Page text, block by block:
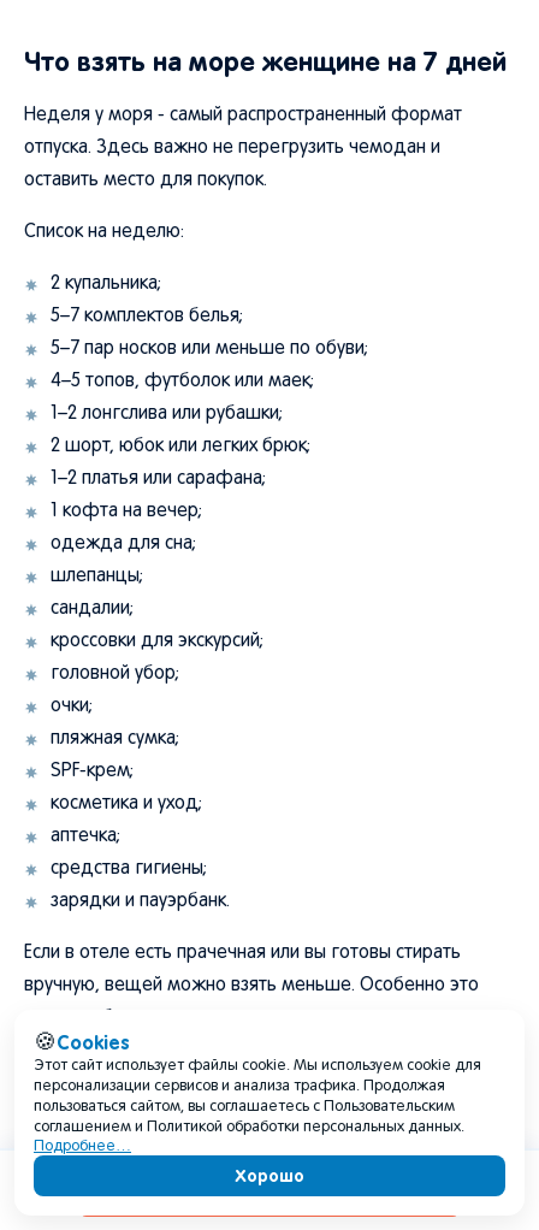
Что взять на море женщине на 7 дней
Неделя у моря - самый распространенный формат
отпуска. Здесь важно не перегрузить чемодан и
оставить место для покупок.
Список на неделю:
2 купальника;
5–7 комплектов белья;
5–7 пар носков или меньше по обуви;
4–5 топов, футболок или маек;
1–2 лонгслива или рубашки;
2 шорт, юбок или легких брюк;
1–2 платья или сарафана;
1 кофта на вечер;
одежда для сна;
шлепанцы;
сандалии;
кроссовки для экскурсий;
головной убор;
очки;
пляжная сумка;
SPF-крем;
косметика и уход;
аптечка;
средства гигиены;
зарядки и пауэрбанк.
Если в отеле есть прачечная или вы готовы стирать
вручную, вещей можно взять меньше. Особенно это
Что взять на море женщине на 10–14
дней
На две недели важно продумать стирку, повторяемость
Содержание
🍪Cookies
Этот сайт использует файлы cookie. Мы используем cookie для
персонализации сервисов и анализа трафика. Продолжая
пользоваться сайтом, вы соглашаетесь с Пользовательским
соглашением и Политикой обработки персональных данных.
Подробнее…
Хорошо